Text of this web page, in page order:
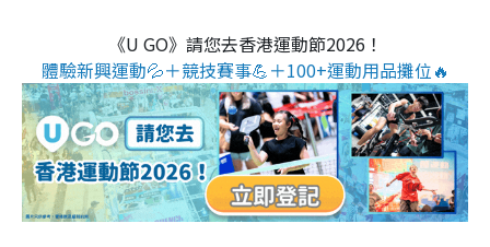
《U GO》請您去香港運動節2026！
體驗新興運動💦＋競技賽事💪＋100+運動用品攤位🔥